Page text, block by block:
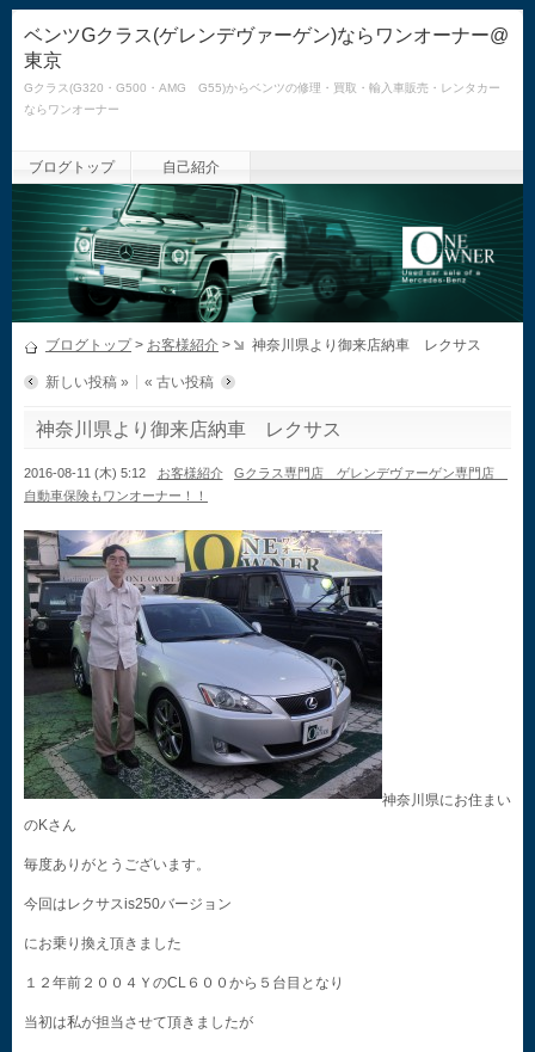
ベンツGクラス(ゲレンデヴァーゲン)ならワンオーナー@
東京
Gクラス(G320・G500・AMG G55)からベンツの修理・買取・輸入車販売・レンタカー
ならワンオーナー
ブログトップ 自己紹介
ブログトップ> お客様紹介 > 神奈川県より御来店納車 レクサス
新しい投稿 » « 古い投稿
神奈川県より御来店納車 レクサス
2016-08-11 (木) 5:12 お客様紹介
Gクラス専門店 ゲレンデヴァーゲン専門店
自動車保険もワンオーナー！！
神奈川県にお住まい
のKさん
毎度ありがとうございます。
今回はレクサスis250バージョン
にお乗り換え頂きました
１２年前２００４ＹのCL６００から５台目となり
当初は私が担当させて頂きましたが